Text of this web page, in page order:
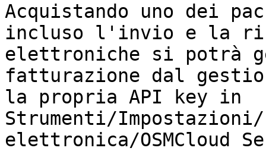
Acquistando uno dei
incluso l'invio e la
elettroniche si potrà
fatturazione dal
la propria API key in
Strumenti/
elettronica/OSMCloud